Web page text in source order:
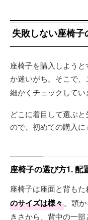
失敗しない座椅
座椅子を購入しよう
か迷いがち。そこで、
細かくチェックしてい
どこに着目して選ぶ
ので、初めての購入に
座椅子の選び方1. 配
座椅子は座面と背もた
のサイズは様々。頭
きさから、背中の一